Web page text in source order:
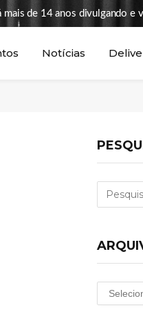
mais de 14 anos divulgando e
Notícias
Arquivos